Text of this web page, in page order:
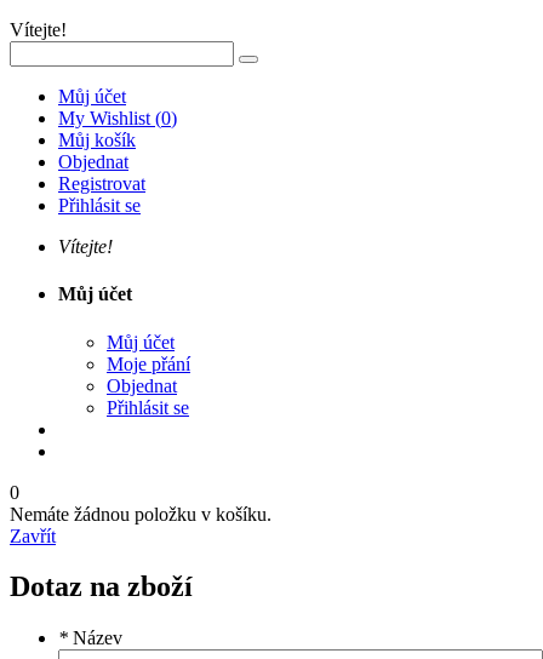
Vítejte!
Můj účet
My Wishlist (0)
Můj košík
Objednat
Registrovat
Přihlásit se
Vítejte!
Můj účet
Můj účet
Moje přání
Objednat
Přihlásit se
0
Nemáte žádnou položku v košíku.
Zavřít
Dotaz na zboží
* Název